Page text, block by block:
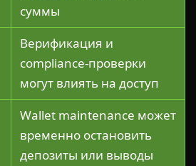
суммы
Верификация и
compliance-проверки
могут влиять на доступ
Wallet maintenance может
временно остановить
депозиты или выводы